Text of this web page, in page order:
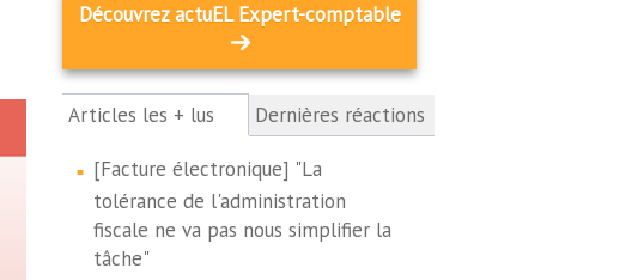
Découvrez actuEL Expert-comptable
Articles les + lus (onglet
actif)
Dernières réactions
[Facture électronique] "La
tolérance de l'administration
fiscale ne va pas nous simplifier la
tâche"